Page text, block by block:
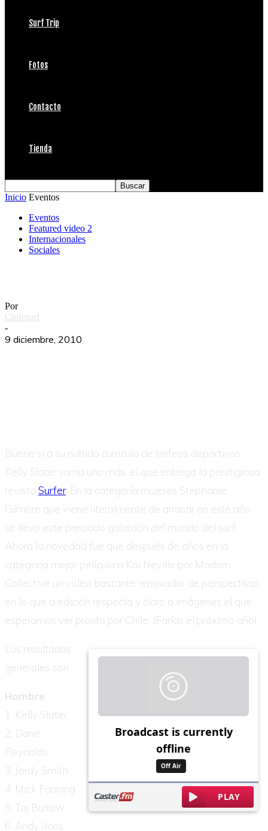
Surf Trip
Fotos
Contacto
Tienda
Inicio Eventos
Eventos
Featured video 2
Internacionales
Sociales
Por
Chilesurf
-
9 diciembre, 2010
Bueno si a su nutrido curriculo de trofeos deportivos,
Kelly Slater suma uno más, el que entrega la prestigiosa
revista Surfer. En la categoría mujeres Stephanie
Gilmore que viene literalmente de arrasar en este año
se llevó este preciado galardón del mundo del surf.
Ahora la novedad fue que después de años en la
categoría mejor película a Kai Neville por Modern
Collective un video bastante renovador de perspectivas
en lo que a edición respecta y claro a imágenes el que
esperamos ver pronto por Chile. (Farías el próximo año)
Los resultados
generales son
Hombre
1. Kelly Slater
2. Dane
Reynolds
3. Jordy Smith
4. Mick Fanning
5. Taj Burrow
6. Andy Irons